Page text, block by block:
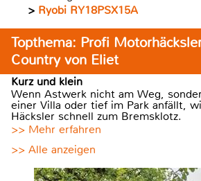
> Ryobi RY18PSX15A
Topthema: Profi
Country von Eliet
Kurz und klein
Wenn Astwerk nicht am Weg,
einer Villa oder tief im Park anfällt,
Häcksler schnell zum Bremsklotz.
>> Mehr erfahren
>> Alle anzeigen